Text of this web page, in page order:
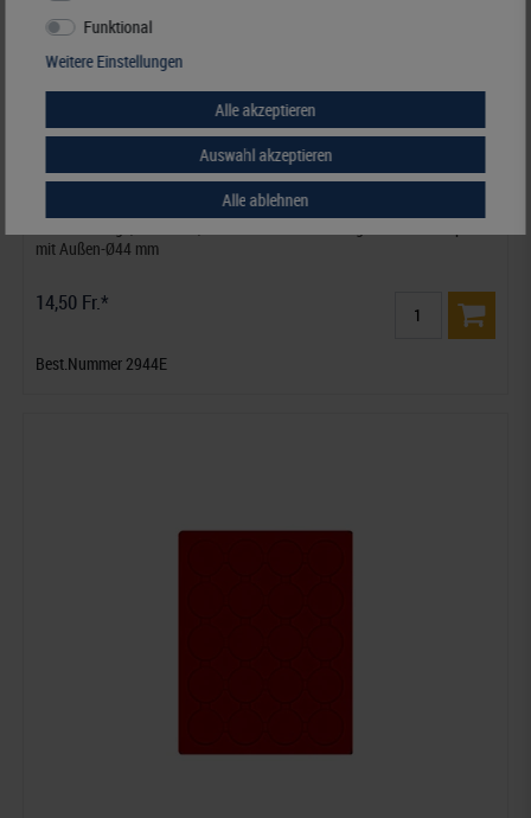
mit Außen-Ø44 mm
14,50 Fr.*
Best.Nummer 2944E
Funktional
Weitere Einstellungen
Alle akzeptieren
Auswahl akzeptieren
Alle ablehnen